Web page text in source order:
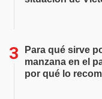
Para qué sirve
manzana en el
por qué lo